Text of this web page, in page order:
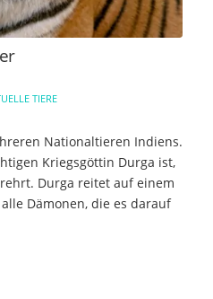
TIERE
Nationaltieren Indiens.
Kriegsgöttin Durga ist,
Durga reitet auf einem
Dämonen, die es darauf